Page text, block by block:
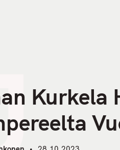
Kurkela